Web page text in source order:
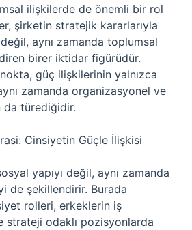
ilişkilerde de önemli bir rol
şirketin stratejik kararlarıyla
aynı zamanda toplumsal
birer iktidar figürüdür.
güç ilişkilerinin yalnızca
zamanda organizasyonel ve
da türediğidir.
Cinsiyetin Güçle İlişkisi
yapıyı değil, aynı zamanda
de şekillendirir. Burada
rolleri, erkeklerin iş
strateji odaklı pozisyonlarda